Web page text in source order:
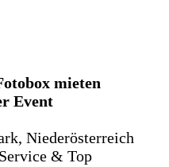
mieten
Event
Niederösterreich
& Top